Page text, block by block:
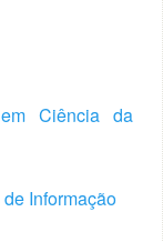
Ciência da
Informação